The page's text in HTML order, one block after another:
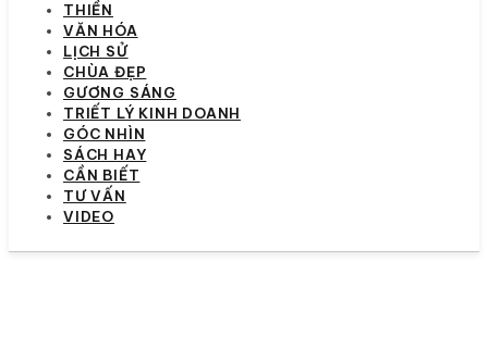
THIỀN
VĂN HÓA
LỊCH SỬ
CHÙA ĐẸP
GƯƠNG SÁNG
TRIẾT LÝ KINH DOANH
GÓC NHÌN
SÁCH HAY
CẦN BIẾT
TƯ VẤN
VIDEO